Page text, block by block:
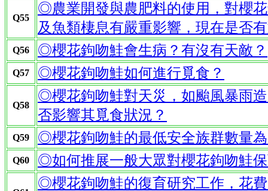
Q55
◎農業開發與農肥料的使用，對櫻
及魚類棲息有嚴重影響，現在是否
Q56 ◎櫻花鉤吻鮭會生病？有沒有天敵？
Q57 ◎櫻花鉤吻鮭如何進行覓食？
Q58
◎櫻花鉤吻鮭對天災，如颱風暴雨
否影響其覓食狀況？
Q59 ◎櫻花鉤吻鮭的最低安全族群數量
Q60 ◎如何推展一般大眾對櫻花鉤吻鮭
◎櫻花鉤吻鮭的復育研究工作，花